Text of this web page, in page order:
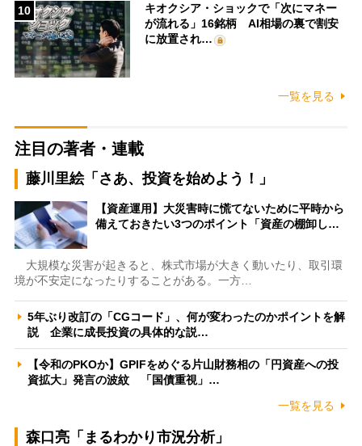
10
キオクシア・ショックで「次にマネー
が流れる」16銘柄 AI相場の裏で割安
に放置され…
一覧を見る
注目の著者・連載
藤川里絵「さあ、投資を始めよう！」
【資産運用】大災害時に慌てないために平時から
備えておきたい3つのポイント「資産の棚卸し…
大規模な災害が起きると、株式市場が大きく動いたり、取引環
境が不安定になったりすることがある。一方…
5年ぶり改訂の「CGコード」、何が変わったのかポイントを解
説 企業に成長投資の具体的な説…
【令和のPKOか】GPIFをめぐる片山財務相の「円資産への投
資拡大」発言の波紋 「国債重視」…
一覧を見る
森口亮「まるわかり市況分析」